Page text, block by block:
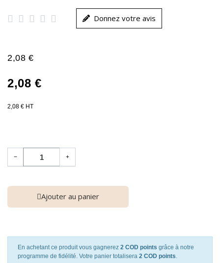
     Donnez votre avis
2,08 €
2,08 €
2,08 € HT
− +
Ajouter au panier
En achetant ce produit vous gagnerez 2 COD points grâce à notre
programme de fidélité. Votre panier totalisera 2 COD points.